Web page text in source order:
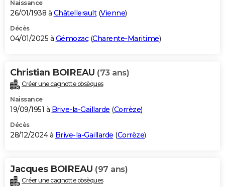
Naissance
26/01/1938 à Châtellerault(Vienne)
Décès
04/01/2025 à Gémozac(Charente-Maritime)
Christian BOIREAU (73 ans)
Créer une cagnotte obsèques
Naissance
19/09/1951 à Brive-la-Gaillarde (Corrèze)
Décès
28/12/2024 à Brive-la-Gaillarde (Corrèze)
Jacques BOIREAU (97 ans)
Créer une cagnotte obsèques